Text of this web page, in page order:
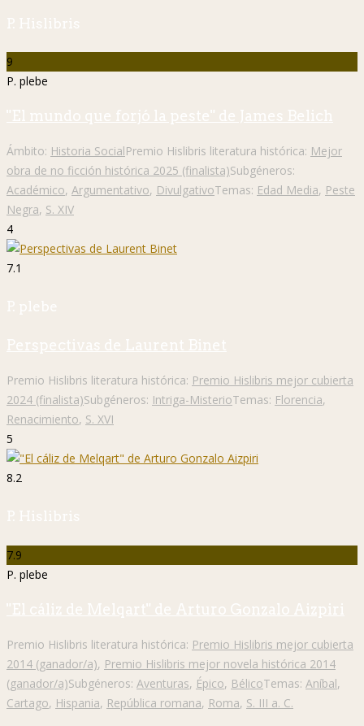
P. Hislibris
9
P. plebe
"El mundo que forjó la peste" de James Belich
Ámbito: Historia SocialPremio Hislibris literatura histórica: Mejor
obra de no ficción histórica 2025 (finalista)Subgéneros:
Académico, Argumentativo, DivulgativoTemas: Edad Media, Peste
Negra, S. XIV
4
7.1
P. plebe
Perspectivas de Laurent Binet
Premio Hislibris literatura histórica: Premio Hislibris mejor cubierta
2024 (finalista)Subgéneros: Intriga-MisterioTemas: Florencia,
Renacimiento, S. XVI
5
8.2
P. Hislibris
7.9
P. plebe
"El cáliz de Melqart" de Arturo Gonzalo Aizpiri
Premio Hislibris literatura histórica: Premio Hislibris mejor cubierta
2014 (ganador/a), Premio Hislibris mejor novela histórica 2014
(ganador/a)Subgéneros: Aventuras, Épico, BélicoTemas: Aníbal,
Cartago, Hispania, República romana, Roma, S. III a. C.